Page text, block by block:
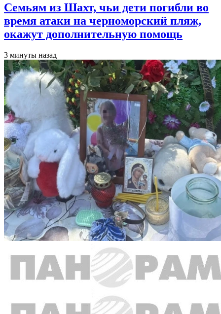
Семьям из Шахт, чьи дети погибли во
время атаки на черноморский пляж,
окажут дополнительную помощь
3 минуты назад